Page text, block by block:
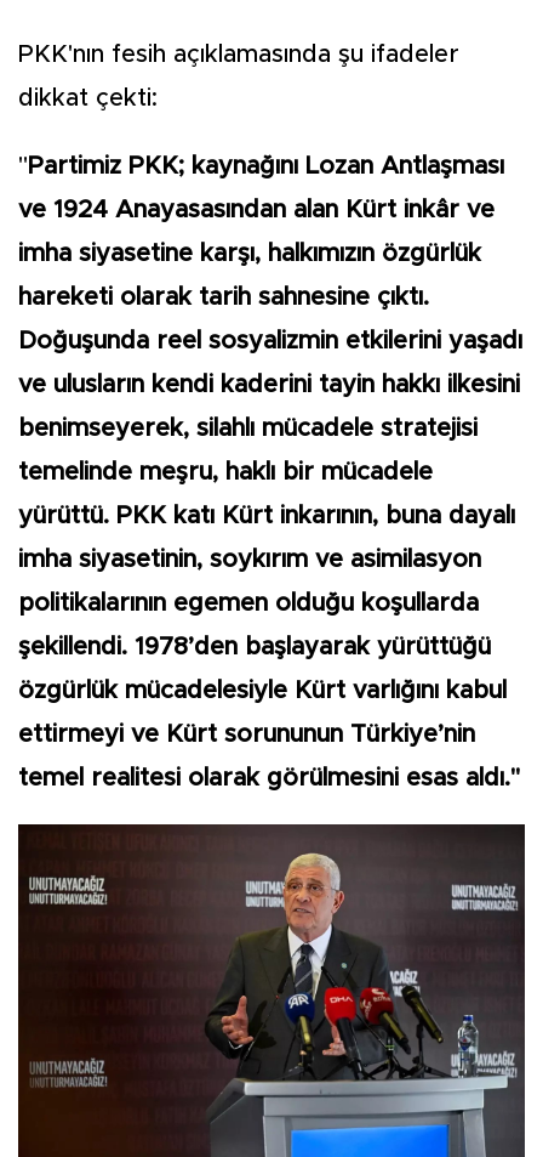
PKK'nın fesih açıklamasında şu ifadeler
dikkat çekti:
" Partimiz PKK; kaynağını Lozan Antlaşması
ve 1924 Anayasasından alan Kürt inkâr ve
imha siyasetine karşı, halkımızın özgürlük
hareketi olarak tarih sahnesine çıktı.
Doğuşunda reel sosyalizmin etkilerini yaşadı
ve ulusların kendi kaderini tayin hakkı ilkesini
benimseyerek, silahlı mücadele stratejisi
temelinde meşru, haklı bir mücadele
yürüttü. PKK katı Kürt inkarının, buna dayalı
imha siyasetinin, soykırım ve asimilasyon
politikalarının egemen olduğu koşullarda
şekillendi. 1978’den başlayarak yürüttüğü
özgürlük mücadelesiyle Kürt varlığını kabul
ettirmeyi ve Kürt sorununun Türkiye’nin
temel realitesi olarak görülmesini esas aldı."